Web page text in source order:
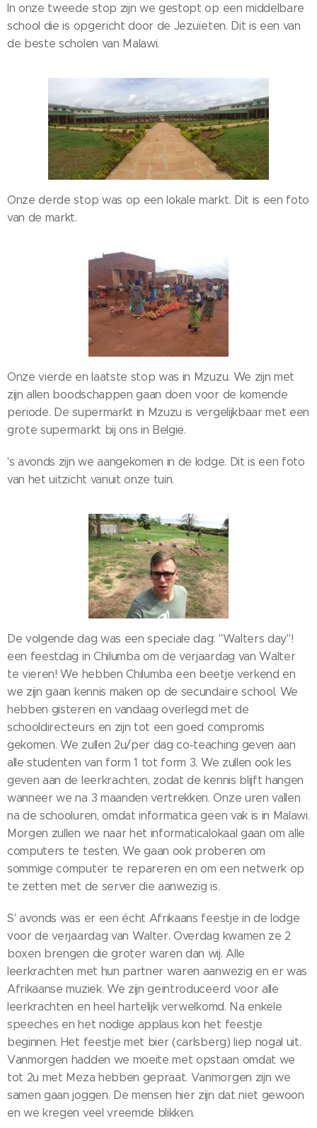
In onze tweede stop zijn we gestopt op een middelbare
school die is opgericht door de Jezuïeten. Dit is een van
de beste scholen van Malawi.
Onze derde stop was op een lokale markt. Dit is een foto
van de markt.
Onze vierde en laatste stop was in Mzuzu. We zijn met
zijn allen boodschappen gaan doen voor de komende
periode. De supermarkt in Mzuzu is vergelijkbaar met een
grote supermarkt bij ons in België.
's avonds zijn we aangekomen in de lodge. Dit is een foto
van het uitzicht vanuit onze tuin.
De volgende dag was een speciale dag: "Walters day"!
een feestdag in Chilumba om de verjaardag van Walter
te vieren! We hebben Chilumba een beetje verkend en
we zijn gaan kennis maken op de secundaire school. We
hebben gisteren en vandaag overlegd met de
schooldirecteurs en zijn tot een goed compromis
gekomen. We zullen 2u/per dag co-teaching geven aan
alle studenten van form 1 tot form 3. We zullen ook les
geven aan de leerkrachten, zodat de kennis blijft hangen
wanneer we na 3 maanden vertrekken. Onze uren vallen
na de schooluren, omdat informatica geen vak is in Malawi.
Morgen zullen we naar het informaticalokaal gaan om alle
computers te testen. We gaan ook proberen om
sommige computer te repareren en om een netwerk op
te zetten met de server die aanwezig is.
S' avonds was er een écht Afrikaans feestje in de lodge
voor de verjaardag van Walter. Overdag kwamen ze 2
boxen brengen die groter waren dan wij. Alle
leerkrachten met hun partner waren aanwezig en er was
Afrikaanse muziek. We zijn geïntroduceerd voor alle
leerkrachten en heel hartelijk verwelkomd. Na enkele
speeches en het nodige applaus kon het feestje
beginnen. Het feestje met bier (carlsberg) liep nogal uit.
Vanmorgen hadden we moeite met opstaan omdat we
tot 2u met Meza hebben gepraat. Vanmorgen zijn we
samen gaan joggen. De mensen hier zijn dat niet gewoon
en we kregen veel vreemde blikken.